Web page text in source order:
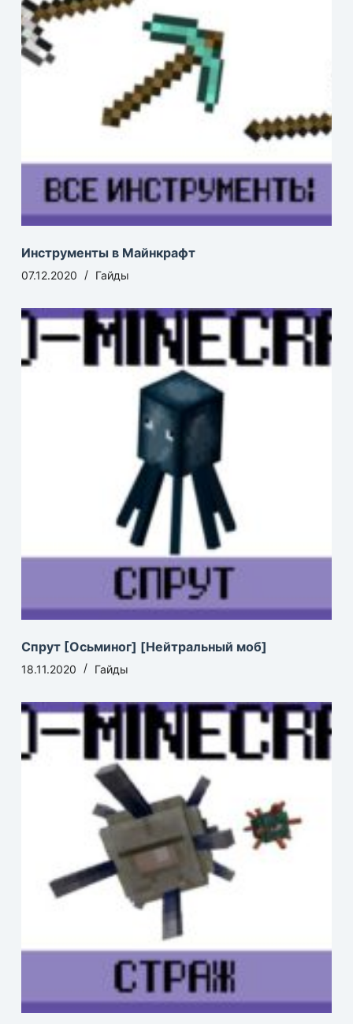
Инструменты в Майнкрафт
07.12.2020 Гайды
Спрут [Осьминог] [Нейтральный моб]
18.11.2020 Гайды